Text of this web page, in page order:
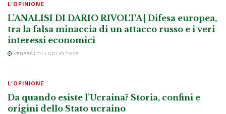
L'OPINIONE
L’ANALISI DI DARIO RIVOLTA | Difesa europea,
tra la falsa minaccia di un attacco russo e i veri
interessi economici
VENERDÌ 24 LUGLIO 2026
L'OPINIONE
Da quando esiste l’Ucraina? Storia, confini e
origini dello Stato ucraino